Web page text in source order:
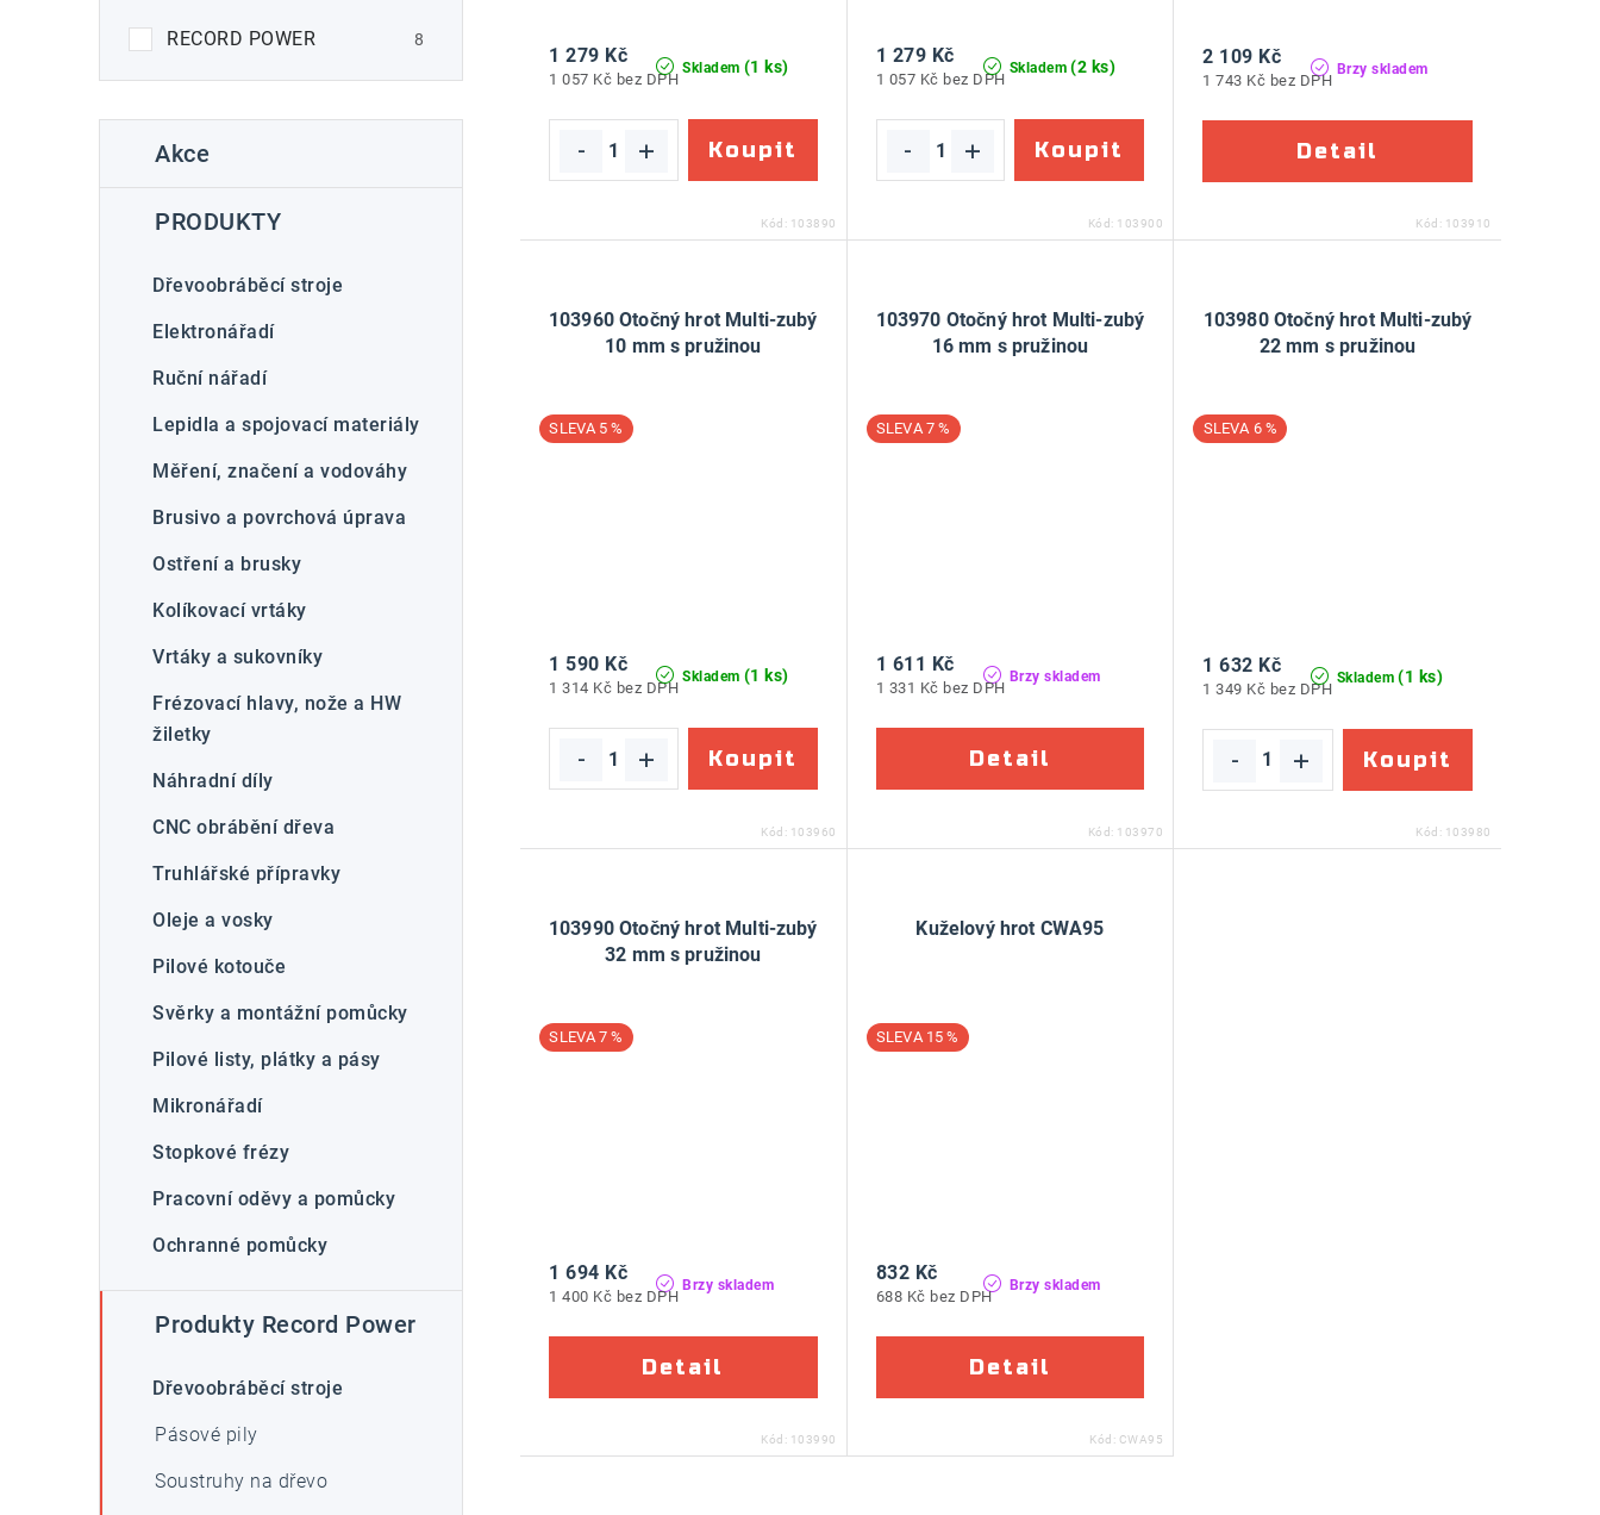
e
l
RECORD POWER 8
kategorie
a
Akce
PRODUKTY
Dřevoobráběcí stroje
Elektronářadí
Ruční nářadí
Lepidla a spojovací materiály
Měření, značení a vodováhy
Brusivo a povrchová úprava
Ostření a brusky
Kolíkovací vrtáky
Vrtáky a sukovníky
Frézovací hlavy, nože a HW
žiletky
Náhradní díly
CNC obrábění dřeva
Truhlářské přípravky
Oleje a vosky
Pilové kotouče
Svěrky a montážní pomůcky
Pilové listy, plátky a pásy
Mikronářadí
Stopkové frézy
Pracovní oděvy a pomůcky
Ochranné pomůcky
Produkty Record Power
Dřevoobráběcí stroje
Pásové pily
Soustruhy na dřevo
k
t
ů
ů
Skladem (1 ks)
1 057 Kč bez DPH
1 279 Kč
Kód: 103890
Skladem (2 ks)
1 057 Kč bez DPH
1 279 Kč
Kód: 103900
Brzy skladem
1 743 Kč bez DPH
2 109 Kč
Kód: 103910
103960 Otočný hrot Multi-zubý
10 mm s pružinou
5 %
Skladem (1 ks)
1 314 Kč bez DPH
1 590 Kč
Kód: 103960
103970 Otočný hrot Multi-zubý
16 mm s pružinou
7 %
Brzy skladem
1 331 Kč bez DPH
1 611 Kč
Kód: 103970
103980 Otočný hrot Multi-zubý
22 mm s pružinou
6 %
Skladem (1 ks)
1 349 Kč bez DPH
1 632 Kč
Kód: 103980
103990 Otočný hrot Multi-zubý
32 mm s pružinou
7 %
Brzy skladem
1 400 Kč bez DPH
1 694 Kč
Kód: 103990
Kuželový hrot CWA95
15 %
Brzy skladem
688 Kč bez DPH
832 Kč
Kód: CWA95